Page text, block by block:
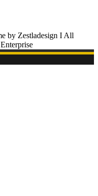
by Zestladesign I All